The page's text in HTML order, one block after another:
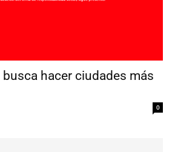
hacer ciudades más
0